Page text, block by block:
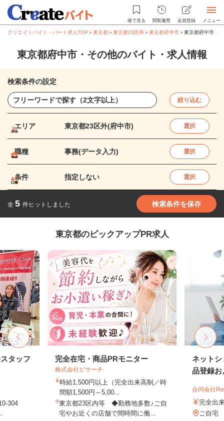
後で見る 閲覧履歴 会員登録 メニュー
クリエイトバイト・パート求人TOP ＞東京都＞東京都23区外＞東京都府中市＞東京都府中市・
東京都府中市・その他のバイト・求人情報
検索条件の設定
絞り込む
エリア 東京都23区外(府中市) 選択
職種 事務(データ入力) 選択
条件 指定しない 選択
全 5 件ヒットしました 検索条件を保存
東京都のピックアップPR求人
タッフ
304
完全在宅・商品PRモニター
株式会社ビサーチ
時給1,500円以上（完全出来高制／時
間額1,500円～5,00...
東京都23区内等 ◆勤務地多数♪ご自
宅やお近くの店舗で間時間に働...
ネットシ
品登録お
合同会社
完全出
ご自宅